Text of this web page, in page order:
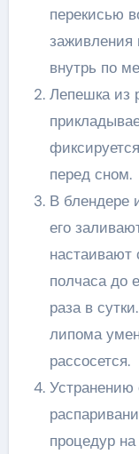
перекисью
заживления
внутрь по
Лепешка из
перед сном.
В блендере
его
полчаса до
раза в
липома
рассосется.
Устранению
процедур